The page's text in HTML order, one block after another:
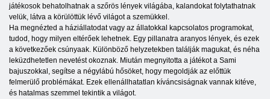
játékosok behatolhatnak a szőrös lények világába, kalandokat folytathatnak
velük, látva a körülöttük lévő világot a szemükkel.
Ha megnézted a háziállatodat vagy az állatokkal kapcsolatos programokat,
tudod, hogy milyen eltérőek lehetnek. Egy pillanatra aranyos lények, és ezek
a következőek csúnyaak. Különböző helyzetekben találják magukat, és néha
leküzdhetetlen nevetést okoznak. Miután megnyitotta a játékot a Sami
bajuszokkal, segítse a négylábú hősöket, hogy megoldják az előttük
felmerülő problémákat. Ezek ellenállhatatlan kíváncsiságnak vannak kitéve,
és hatalmas szemmel tekintik a világot.